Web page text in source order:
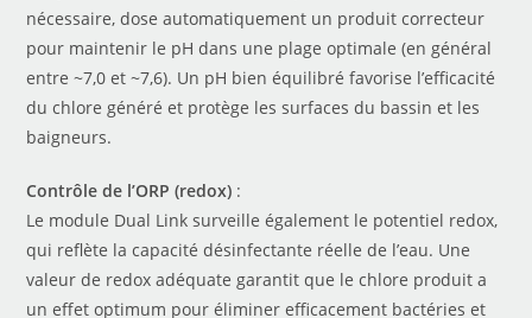
nécessaire, dose automatiquement un produit correcteur
pour maintenir le pH dans une plage optimale (en général
entre ~7,0 et ~7,6). Un pH bien équilibré favorise l’efficacité
du chlore généré et protège les surfaces du bassin et les
baigneurs.
Contrôle de l’ORP (redox) :
Le module Dual Link surveille également le potentiel redox,
qui reflète la capacité désinfectante réelle de l’eau. Une
valeur de redox adéquate garantit que le chlore produit a
un effet optimum pour éliminer efficacement bactéries et